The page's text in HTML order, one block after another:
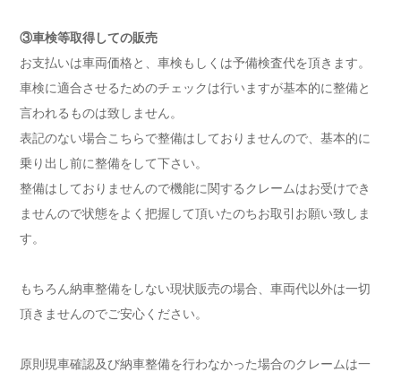
③車検等取得しての販売
お支払いは車両価格と、車検もしくは予備検査代を頂きます。
車検に適合させるためのチェックは行いますが基本的に整備と
言われるものは致しません。
表記のない場合こちらで整備はしておりませんので、基本的に
乗り出し前に整備をして下さい。
整備はしておりませんので機能に関するクレームはお受けでき
ませんので状態をよく把握して頂いたのちお取引お願い致しま
す。
もちろん納車整備をしない現状販売の場合、車両代以外は一切
頂きませんのでご安心ください。
原則現車確認及び納車整備を行わなかった場合のクレームは一